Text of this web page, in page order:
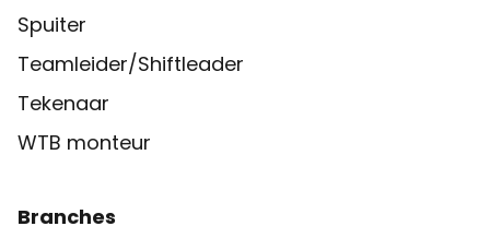
Spuiter
Teamleider/Shiftleader
Tekenaar
WTB monteur
Branches